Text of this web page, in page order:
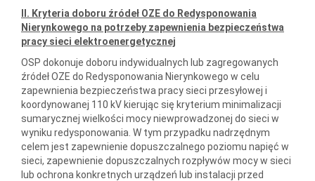
II. Kryteria doboru źródeł OZE do Redysponowania
Nierynkowego na potrzeby zapewnienia bezpieczeństwa
pracy sieci elektroenergetycznej
OSP dokonuje doboru indywidualnych lub zagregowanych
źródeł OZE do Redysponowania Nierynkowego w celu
zapewnienia bezpieczeństwa pracy sieci przesyłowej i
koordynowanej 110 kV kierując się kryterium minimalizacji
sumarycznej wielkości mocy niewprowadzonej do sieci w
wyniku redysponowania. W tym przypadku nadrzędnym
celem jest zapewnienie dopuszczalnego poziomu napięć w
sieci, zapewnienie dopuszczalnych rozpływów mocy w sieci
lub ochrona konkretnych urządzeń lub instalacji przed